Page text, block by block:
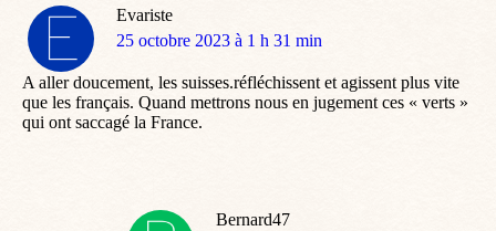
Evariste
dit
25 octobre 2023 à 1 h 31 min
A aller doucement, les suisses.réfléchissent et agissent plus vite
que les français. Quand mettrons nous en jugement ces « verts »
qui ont saccagé la France.
Bernard47